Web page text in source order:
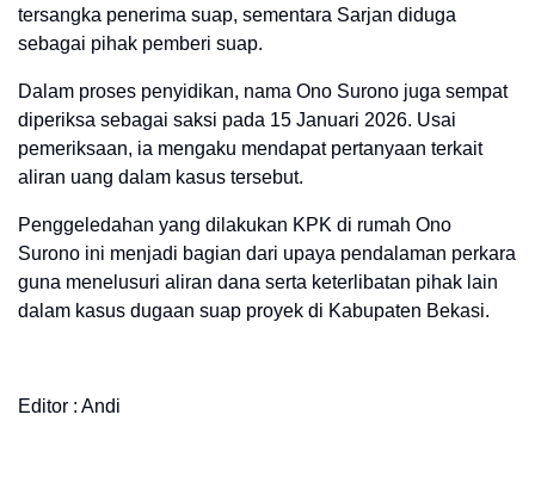
tersangka penerima suap, sementara Sarjan diduga
sebagai pihak pemberi suap.
Dalam proses penyidikan, nama Ono Surono juga sempat
diperiksa sebagai saksi pada 15 Januari 2026. Usai
pemeriksaan, ia mengaku mendapat pertanyaan terkait
aliran uang dalam kasus tersebut.
Penggeledahan yang dilakukan KPK di rumah Ono
Surono ini menjadi bagian dari upaya pendalaman perkara
guna menelusuri aliran dana serta keterlibatan pihak lain
dalam kasus dugaan suap proyek di Kabupaten Bekasi.
Editor : Andi